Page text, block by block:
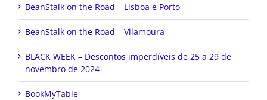
BeanStalk on the Road – Lisboa e Porto
BeanStalk on the Road – Vilamoura
BLACK WEEK – Descontos imperdíveis de 25 a 29 de
novembro de 2024
BookMyTable